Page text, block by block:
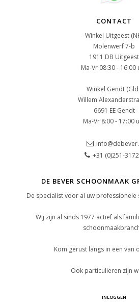
CONTACT
Winkel Uitgeest
Molenwerf 7-b
1911 DB Uitgeest
Ma-Vr 08:30 - 16:00
Winkel Gendt
Willem
6691 EE Gendt
Ma-Vr 8:00 - 17:00
+31 (0)251-
DE BEVER SCHOONMAAK
De specialist voor al uw professionele
Wij zijn al sinds 1977 actief als
Kom gerust langs in een van
Ook particulieren zijn
INLOGGEN